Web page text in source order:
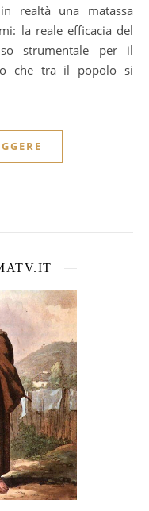
realtà una matassa
la reale efficacia del
strumentale per il
che tra il popolo si